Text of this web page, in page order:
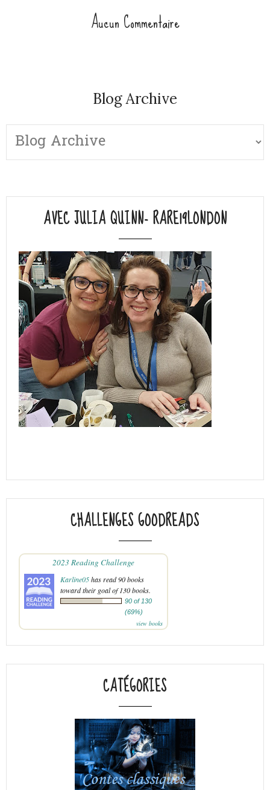
Aucun Commentaire
Blog Archive
AVEC JULIA QUINN- RARE19LONDON
CHALLENGES GOODREADS
2023 Reading Challenge
Karline05has read 90 books
toward their goal of 130 books.
90 of 130
(69%)
view books
CATÉGORIES